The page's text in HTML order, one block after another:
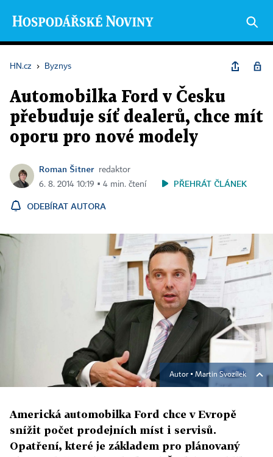
HN.cz › Byznys
Automobilka Ford v Česku
přebuduje síť dealerů, chce mít
oporu pro nové modely
Roman Šitner
redaktor
6. 8. 2014 10:19 ▪ 4 min. čtení
PŘEHRÁT ČLÁNEK
ODEBÍRAT AUTORA
Autor ▪ Martin Svozílek
Americká automobilka Ford chce v Evropě
snížit počet prodejních míst i servisů.
Opatření, které je základem pro plánovaný